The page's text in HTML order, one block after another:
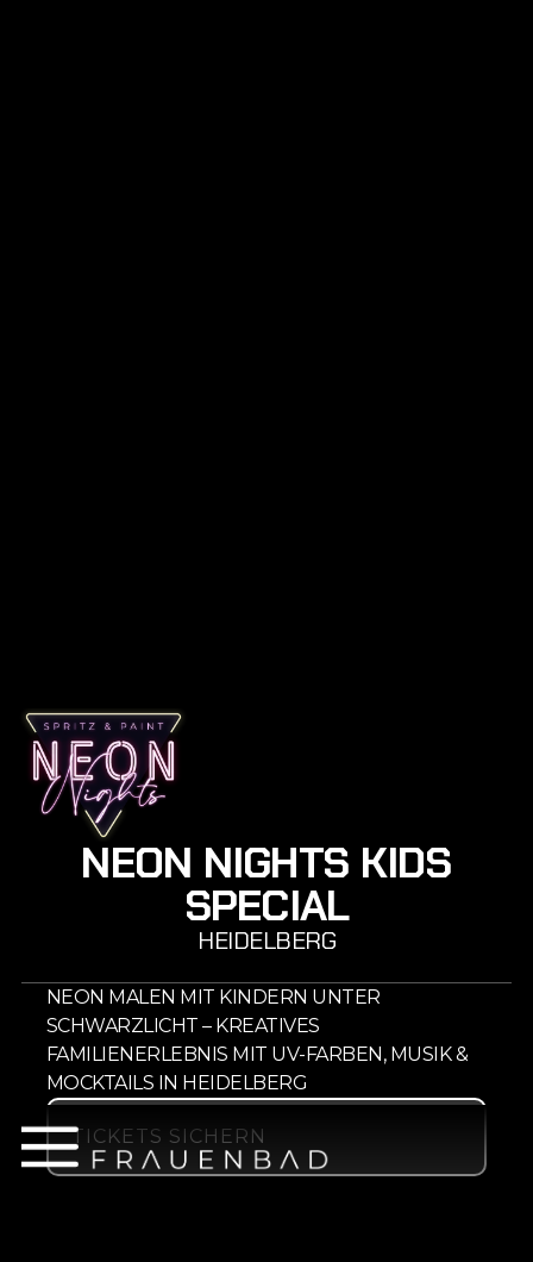
NEON NIGHTS KIDS
SPECIAL
HEIDELBERG
NEON MALEN MIT KINDERN UNTER
SCHWARZLICHT – KREATIVES
FAMILIENERLEBNIS MIT UV-FARBEN, MUSIK &
MOCKTAILS IN HEIDELBERG
TICKETS SICHERN